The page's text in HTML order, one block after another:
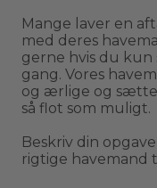
Mange laver en
med deres
gerne hvis du
gang. Vores
og ærlige og
så flot som muligt.
Beskriv din
rigtige havemand